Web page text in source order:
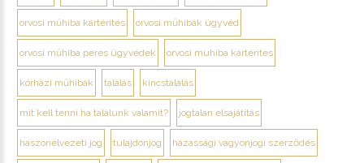
orvosi műhiba kártérítés orvosi műhibák ügyvéd
orvosi műhiba peres ügyvédek orvosi muhiba kártérítes
kórházi műhibák találás kincstalálás
mit kell tenni ha találunk valamit? jogtalan elsajátítás
haszonélvezeti jog tulajdonjog házassági vagyonjogi szerződés